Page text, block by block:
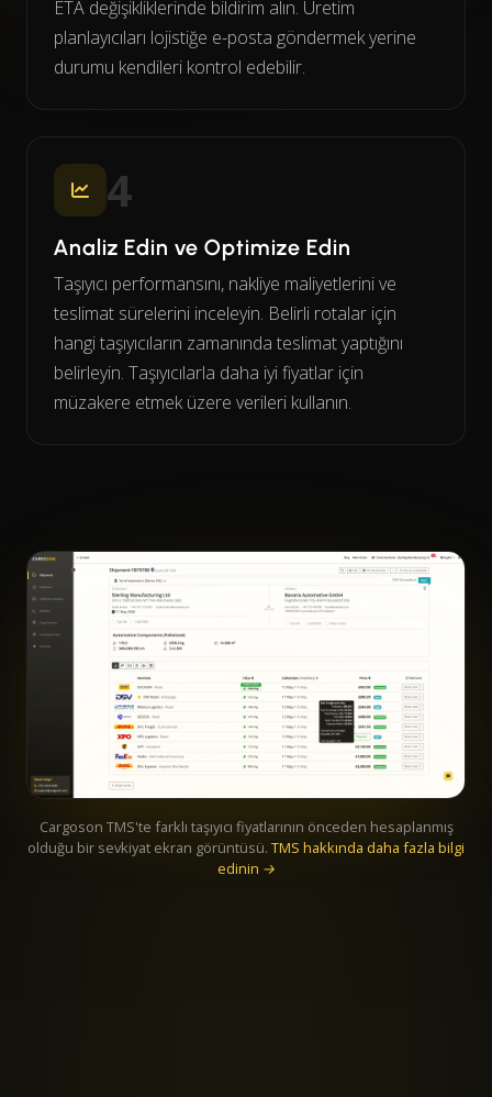
ETA değişikliklerinde bildirim alın. Üretim
planlayıcıları lojistiğe e-posta göndermek yerine
durumu kendileri kontrol edebilir.
4
Analiz Edin ve Optimize Edin
Taşıyıcı performansını, nakliye maliyetlerini ve
teslimat sürelerini inceleyin. Belirli rotalar için
hangi taşıyıcıların zamanında teslimat yaptığını
belirleyin. Taşıyıcılarla daha iyi fiyatlar için
müzakere etmek üzere verileri kullanın.
Cargoson TMS'te farklı taşıyıcı fiyatlarının önceden hesaplanmış
olduğu bir sevkiyat ekran görüntüsü. TMS hakkında daha fazla bilgi
edinin →